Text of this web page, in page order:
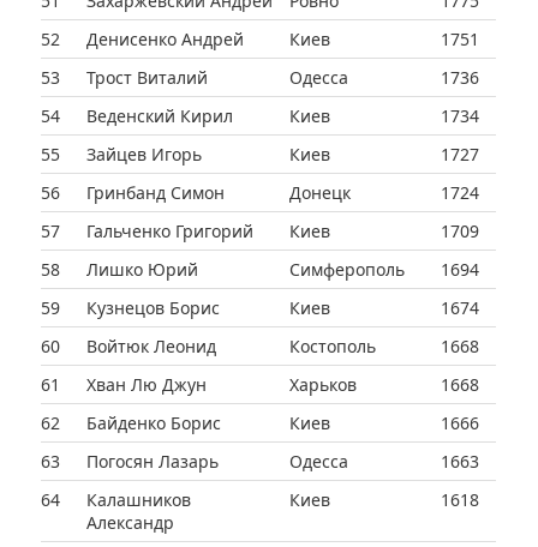
52
Денисенко Андрей Киев
1751
53
Трост Виталий Одесса
1736
54
Веденский Кирил Киев
1734
55
Зайцев Игорь Киев
1727
56
Гринбанд Симон Донецк
1724
57
Гальченко Григорий Киев
1709
58
Лишко Юрий Симферополь
1694
59
Кузнецов Борис Киев
1674
60
Войтюк Леонид Костополь
1668
61
Хван Лю Джун Харьков
1668
62
Байденко Борис Киев
1666
63
Погосян Лазарь Одесса
1663
64
Калашников
Александр
Киев 1618